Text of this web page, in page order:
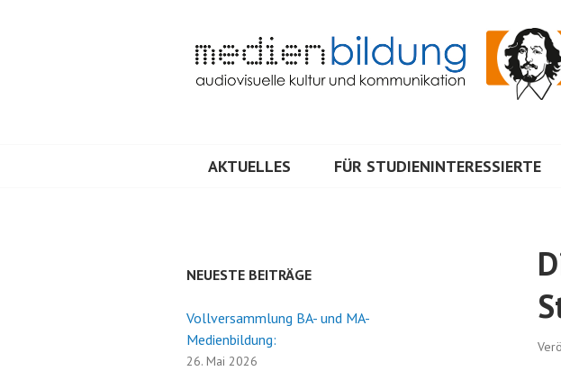
MEDIENBILDUNG
AKTUELLES FÜR STUDIENINTERESSIERTE
NEUESTE BEITRÄGE
Vollversammlung BA- und MA-
Medienbildung:
26. Mai 2026